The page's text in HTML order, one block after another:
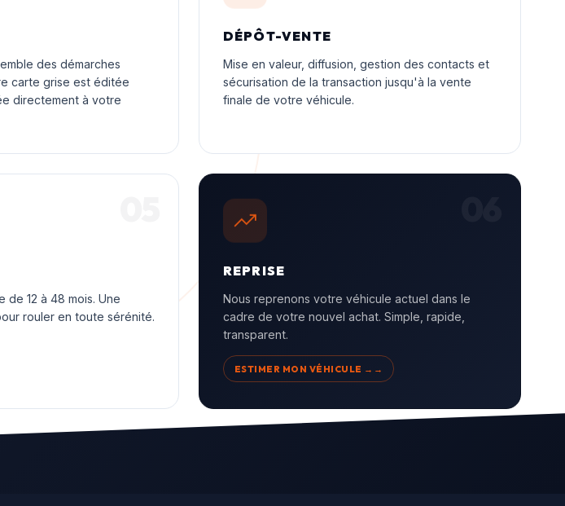
des démarches
carte grise est éditée
directement à votre
DÉPÔT-VENTE
Mise en valeur, diffusion, gestion des contacts et
sécurisation de la transaction jusqu'à la vente
finale de votre véhicule.
de 12 à 48 mois. Une
rouler en toute sérénité.
REPRISE
Nous reprenons votre véhicule actuel dans le
cadre de votre nouvel achat. Simple, rapide,
transparent.
ESTIMER MON VÉHICULE →